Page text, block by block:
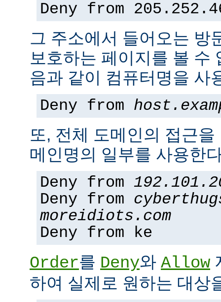
Deny from
그 주소에서 들어오는 방
보호하는 페이지를 볼 수
음과 같이 컴퓨터명을 사
Deny from
또, 전체 도메인의 접근
메인명의 일부를 사용한
Deny from
Deny from
moreidiots.com
Deny from ke
Order를 Deny와 Allow
하여 실제로 원하는 대상